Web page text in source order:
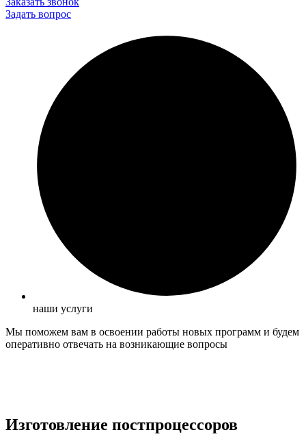
Задать вопрос
наши услуги
Мы поможем вам в освоении работы новых программ и будем
оперативно отвечать на возникающие вопросы
Изготовление постпроцессоров